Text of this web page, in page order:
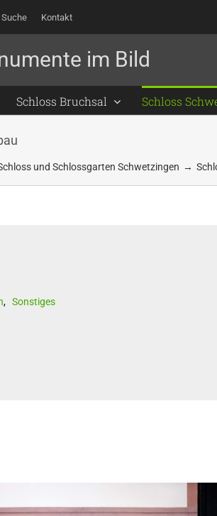
Kontakt
Schloss Bruchsal Schloss
und Schlossgarten Schwetzingen
, Sonstiges